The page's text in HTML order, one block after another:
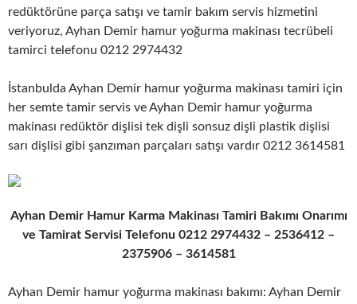
redüktörüne parça satışı ve tamir bakım servis hizmetini
veriyoruz, Ayhan Demir hamur yoğurma makinası tecrübeli
tamirci telefonu 0212 2974432
İstanbulda Ayhan Demir hamur yoğurma makinası tamiri için
her semte tamir servis ve Ayhan Demir hamur yoğurma
makinası redüktör dişlisi tek dişli sonsuz dişli plastik dişlisi
sarı dişlisi gibi şanzıman parçaları satışı vardır 0212 3614581
Ayhan Demir Hamur Karma Makinası Tamiri Bakımı Onarımı
ve Tamirat Servisi Telefonu 0212 2974432 – 2536412 –
2375906 – 3614581
Ayhan Demir hamur yoğurma makinası bakımı: Ayhan Demir